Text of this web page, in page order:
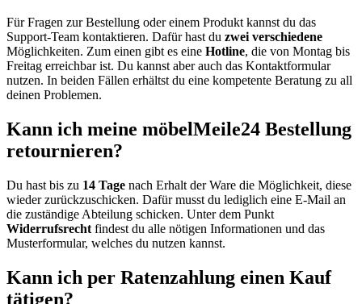
Für Fragen zur Bestellung oder einem Produkt kannst du das
Support-Team kontaktieren. Dafür hast du zwei verschiedene
Möglichkeiten. Zum einen gibt es eine Hotline, die von Montag bis
Freitag erreichbar ist. Du kannst aber auch das Kontaktformular
nutzen. In beiden Fällen erhältst du eine kompetente Beratung zu all
deinen Problemen.
Kann ich meine möbelMeile24 Bestellung
retournieren?
Du hast bis zu 14 Tage nach Erhalt der Ware die Möglichkeit, diese
wieder zurückzuschicken. Dafür musst du lediglich eine E-Mail an
die zuständige Abteilung schicken. Unter dem Punkt
Widerrufsrecht findest du alle nötigen Informationen und das
Musterformular, welches du nutzen kannst.
Kann ich per Ratenzahlung einen Kauf
tätigen?